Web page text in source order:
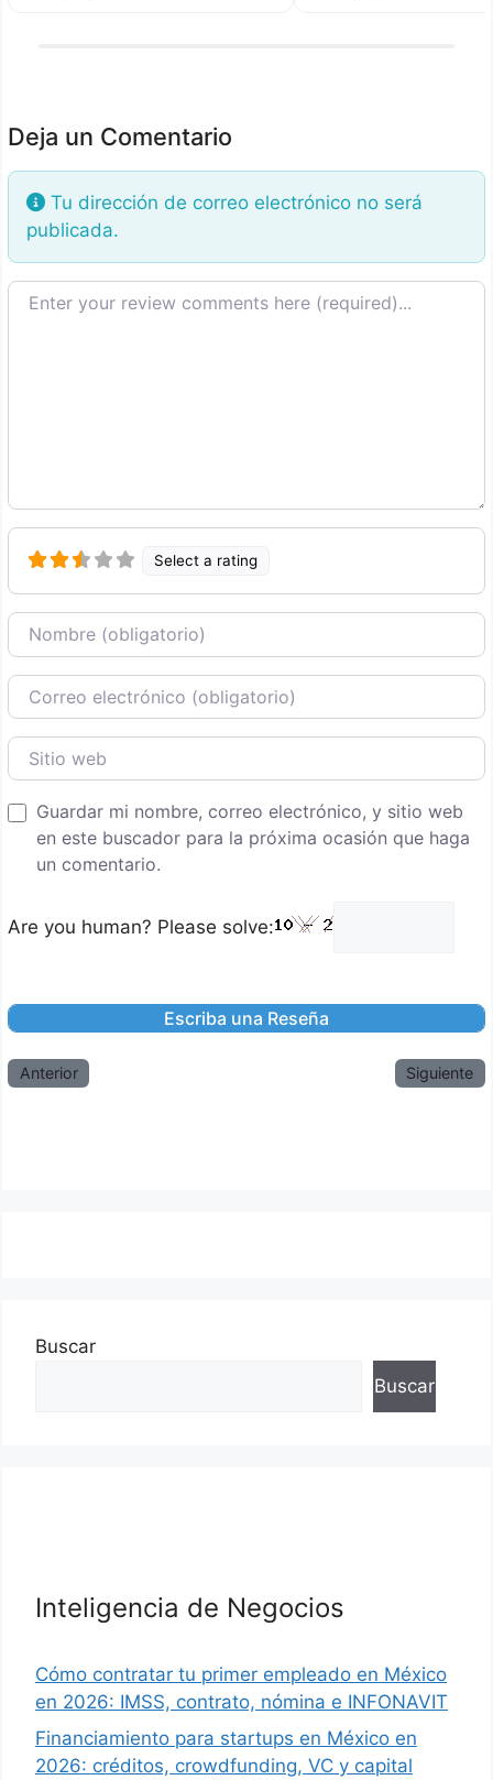
Deja un Comentario
Tu dirección de correo electrónico no será
publicada.
Texto de la reseña
Select a rating
Nombre
Correo Electronico
Sitio web
Guardar mi nombre, correo electrónico, y sitio web
en este buscador para la próxima ocasión que haga
un comentario.
Are you human? Please solve:
Anterior Siguiente
Buscar
Buscar
Inteligencia de Negocios
Cómo contratar tu primer empleado en México
en 2026: IMSS, contrato, nómina e INFONAVIT
Financiamiento para startups en México en
2026: créditos, crowdfunding, VC y capital